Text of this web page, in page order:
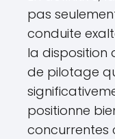
pas
conduite
la disposition
de pilotage
positionne
concurrentes